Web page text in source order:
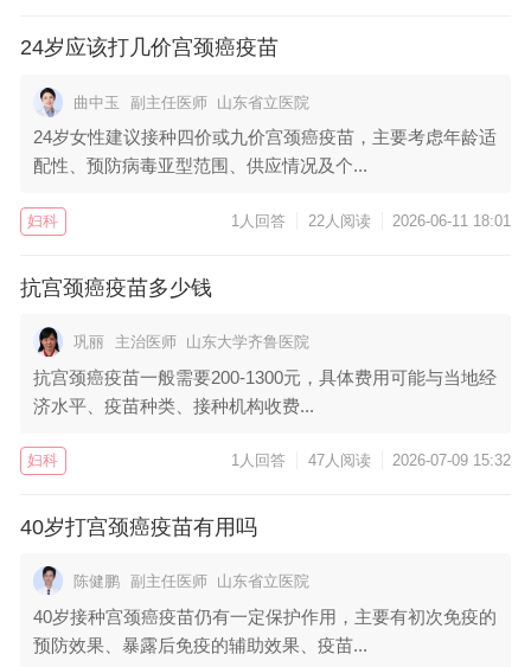
24岁应该打几价宫颈癌疫苗
曲中玉 副主任医师 山东省立医院
24岁女性建议接种四价或九价宫颈癌疫苗，主要考虑年龄适
配性、预防病毒亚型范围、供应情况及个...
妇科 1人回答 22人阅读 2026-06-11 18:01
抗宫颈癌疫苗多少钱
巩丽 主治医师 山东大学齐鲁医院
抗宫颈癌疫苗一般需要200-1300元，具体费用可能与当地经
济水平、疫苗种类、接种机构收费...
妇科 1人回答 47人阅读 2026-07-09 15:32
40岁打宫颈癌疫苗有用吗
陈健鹏 副主任医师 山东省立医院
40岁接种宫颈癌疫苗仍有一定保护作用，主要有初次免疫的
预防效果、暴露后免疫的辅助效果、疫苗...